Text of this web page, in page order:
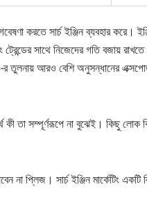
করতে সার্চ ইঞ্জিন ব্যবহার করে।
সাথে নিজেদের গতি বজায়
ও-র তুলনায় আরও বেশি অনুসন্ধানের
অর্থ কী তা সম্পূর্ণরূপে না বুঝেই। কিছু
না প্লিজ। সার্চ ইঞ্জিন মার্কেটিং